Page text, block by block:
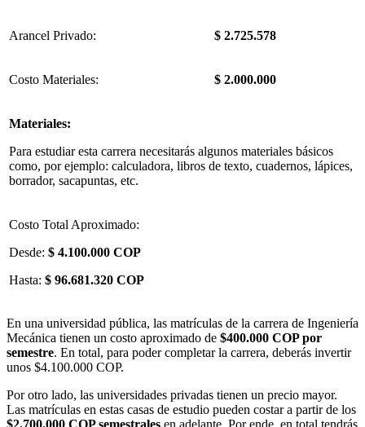
Arancel Privado: $ 2.725.578
Costo Materiales: $ 2.000.000
Materiales:
Para estudiar esta carrera necesitarás algunos materiales básicos
como, por ejemplo: calculadora, libros de texto, cuadernos, lápices,
borrador, sacapuntas, etc.
Costo Total Aproximado:
Desde: $ 4.100.000 COP
Hasta: $ 96.681.320 COP
En una universidad pública, las matrículas de la carrera de Ingeniería
Mecánica tienen un costo aproximado de $400.000 COP por
semestre. En total, para poder completar la carrera, deberás invertir
unos $4.100.000 COP.
Por otro lado, las universidades privadas tienen un precio mayor.
Las matrículas en estas casas de estudio pueden costar a partir de los